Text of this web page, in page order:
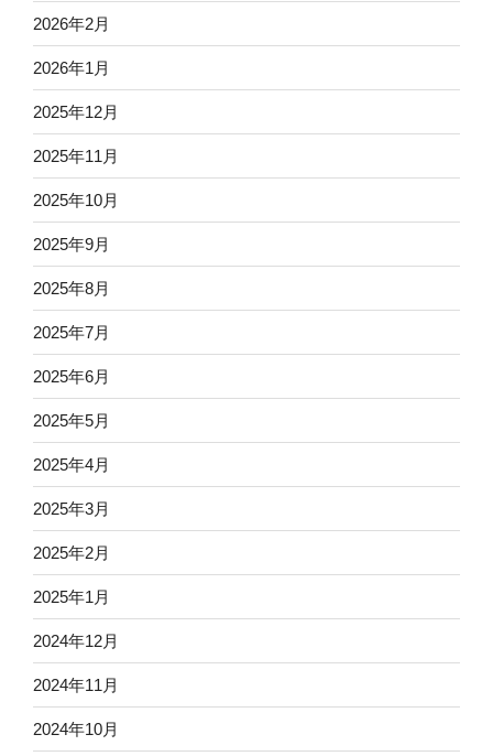
2026年2月
2026年1月
2025年12月
2025年11月
2025年10月
2025年9月
2025年8月
2025年7月
2025年6月
2025年5月
2025年4月
2025年3月
2025年2月
2025年1月
2024年12月
2024年11月
2024年10月